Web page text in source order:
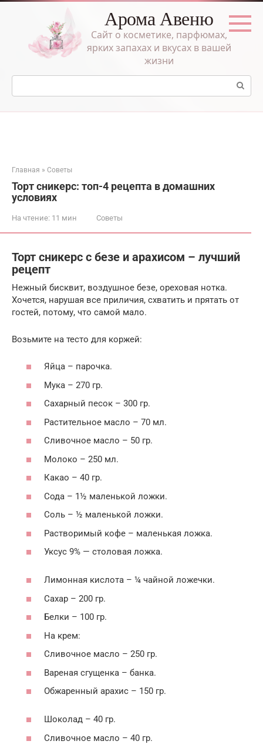
Перейти
Арома Авеню
Сайт о косметике, парфюмах,
ярких запахах и вкусах в вашей
жизни
Поиск:
Главная » Советы
Торт сникерс: топ-4 рецепта в домашних
условиях
На чтение: 11 мин Советы
Торт сникерс с безе и арахисом – лучший
рецепт
Нежный бисквит, воздушное безе, ореховая нотка.
Хочется, нарушая все приличия, схватить и прятать от
гостей, потому, что самой мало.
Возьмите на тесто для коржей:
Яйца – парочка.
Мука – 270 гр.
Сахарный песок – 300 гр.
Растительное масло – 70 мл.
Сливочное масло – 50 гр.
Молоко – 250 мл.
Какао – 40 гр.
Сода – 1½ маленькой ложки.
Соль – ½ маленькой ложки.
Растворимый кофе – маленькая ложка.
Уксус 9% — столовая ложка.
Лимонная кислота – ¼ чайной ложечки.
Сахар – 200 гр.
Белки – 100 гр.
На крем:
Сливочное масло – 250 гр.
Вареная сгущенка – банка.
Обжаренный арахис – 150 гр.
Шоколад – 40 гр.
Сливочное масло – 40 гр.